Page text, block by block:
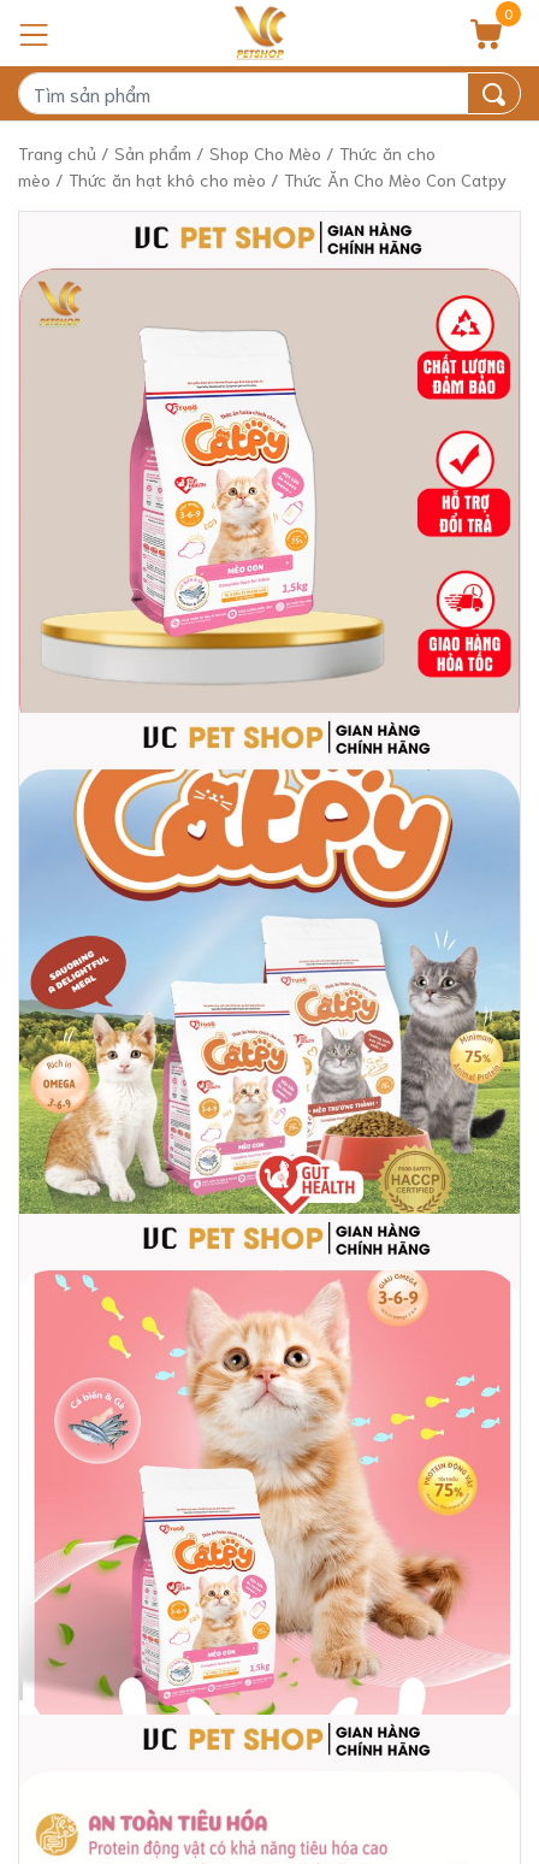
0
Trang chủ / Sản phẩm / Shop Cho Mèo / Thức ăn cho
mèo / Thức ăn hạt khô cho mèo / Thức Ăn Cho Mèo Con Catpy